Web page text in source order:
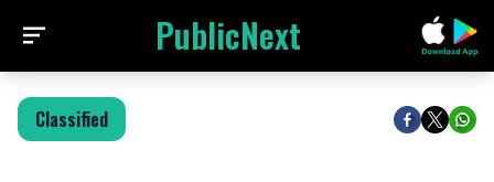
PublicNext
Classified